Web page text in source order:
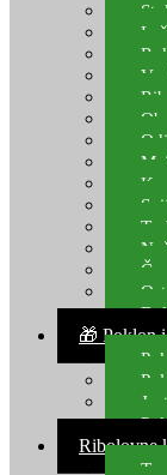
🎁 Poklon
Ribolovne